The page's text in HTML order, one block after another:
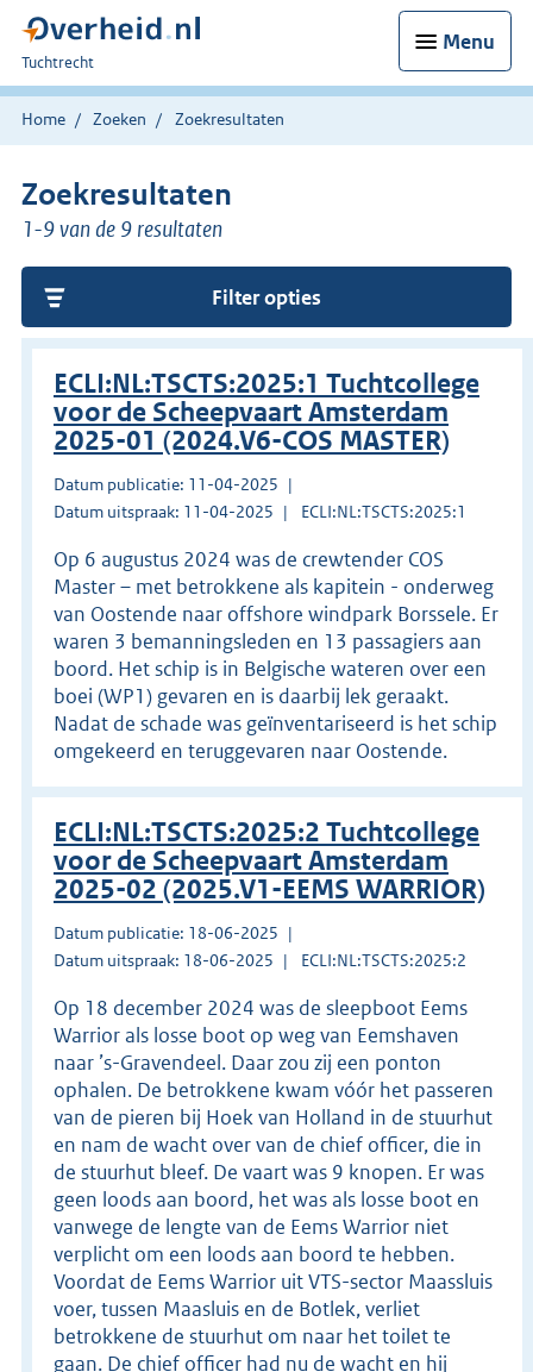
Menu
U
bent
hier:
Tuchtrecht
Home Zoeken Zoekresultaten
Zoekresultaten
1-9 van de 9 resultaten
Filter opties
ECLI:NL:TSCTS:2025:1 Tuchtcollege
voor de Scheepvaart Amsterdam
2025-01 (2024.V6-COS MASTER)
Datum publicatie: 11-04-2025
Datum uitspraak: 11-04-2025
ECLI:NL:TSCTS:2025:1
Op 6 augustus 2024 was de crewtender COS
Master – met betrokkene als kapitein - onderweg
van Oostende naar offshore windpark Borssele. Er
waren 3 bemanningsleden en 13 passagiers aan
boord. Het schip is in Belgische wateren over een
boei (WP1) gevaren en is daarbij lek geraakt.
Nadat de schade was geïnventariseerd is het schip
omgekeerd en teruggevaren naar Oostende.
ECLI:NL:TSCTS:2025:2 Tuchtcollege
voor de Scheepvaart Amsterdam
2025-02 (2025.V1-EEMS WARRIOR)
Datum publicatie: 18-06-2025
Datum uitspraak: 18-06-2025
ECLI:NL:TSCTS:2025:2
Op 18 december 2024 was de sleepboot Eems
Warrior als losse boot op weg van Eemshaven
naar ’s-Gravendeel. Daar zou zij een ponton
ophalen. De betrokkene kwam vóór het passeren
van de pieren bij Hoek van Holland in de stuurhut
en nam de wacht over van de chief officer, die in
de stuurhut bleef. De vaart was 9 knopen. Er was
geen loods aan boord, het was als losse boot en
vanwege de lengte van de Eems Warrior niet
verplicht om een loods aan boord te hebben.
Voordat de Eems Warrior uit VTS-sector Maassluis
voer, tussen Maasluis en de Botlek, verliet
betrokkene de stuurhut om naar het toilet te
gaan. De chief officer had nu de wacht en hij